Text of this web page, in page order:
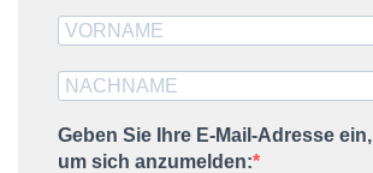
Geben Sie Ihre E-Mail-Adresse ein,
um sich anzumelden: